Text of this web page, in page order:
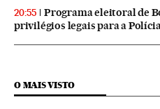
20:55
Programa eleitoral de
privilégios legais para a
O MAIS VISTO